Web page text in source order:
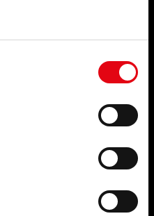
NOUVELLES
Événements et nouvelles
TOP SEARCHES
PLAN DU SITE